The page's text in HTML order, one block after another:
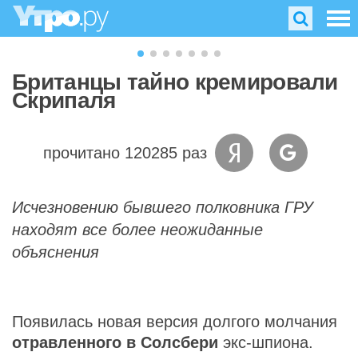
Британцы тайно кремировали
Скрипаля
прочитано 120285 раз
Исчезновению бывшего полковника ГРУ
находят все более неожиданные
объяснения
Появилась новая версия долгого молчания
отравленного в Солсбери экс-шпиона.